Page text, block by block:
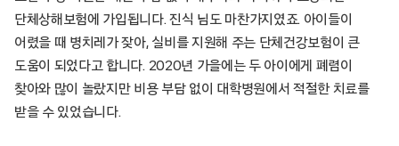
단체상해보험에 가입됩니다. 진식 님도 마찬가지였죠. 아이들이
어렸을 때 병치레가 잦아, 실비를 지원해 주는 단체건강보험이 큰
도움이 되었다고 합니다. 2020년 가을에는 두 아이에게 폐렴이
찾아와 많이 놀랐지만 비용 부담 없이 대학병원에서 적절한 치료를
받을 수 있었습니다.